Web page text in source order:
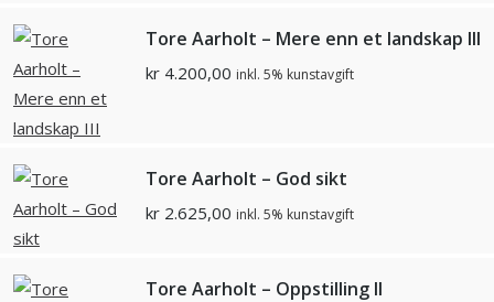
Tore Aarholt – Mere enn et landskap III
kr 4.200,00 inkl. 5% kunstavgift
Tore Aarholt – God sikt
kr 2.625,00 inkl. 5% kunstavgift
Tore Aarholt – Oppstilling II